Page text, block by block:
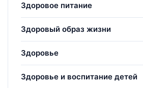
Здоровое питание
Здоровый образ жизни
Здоровье
Здоровье и воспитание детей